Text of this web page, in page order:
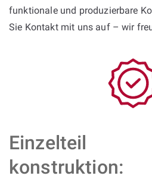
funktionale und produzierbare
Sie Kontakt mit uns auf – wir
Einzelteil
konstruktion: